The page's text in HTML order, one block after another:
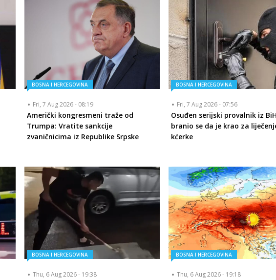
BOSNA I HERCEGOVINA
Fri, 7 Aug 2026 - 08:19
Američki kongresmeni traže od
Trumpa: Vratite sankcije
zvaničnicima iz Republike Srpske
BOSNA I HERCEGOVINA
Fri, 7 Aug 2026 - 07:56
Osuđen serijski provalnik iz
branio se da je krao za
kćerke
BOSNA I HERCEGOVINA
Thu, 6 Aug 2026 - 19:38
BOSNA I HERCEGOVINA
Thu, 6 Aug 2026 - 19:18